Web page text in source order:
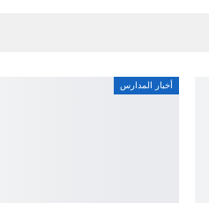
أخبار المدارس